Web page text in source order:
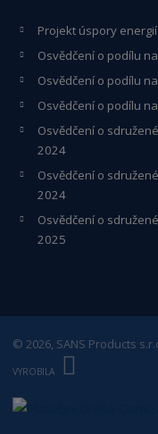
Projekt úspory energií
Osvědčení o podílu
Osvědčení o podílu
Osvědčení o podílu
Osvědčení o s
2024
Osvědčení o
2024
Osvědčení o
2025
© 2026, SANS Products
VYROBILA